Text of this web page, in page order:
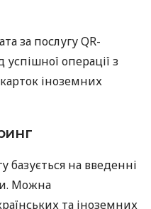
за послугу QR-
успішної операції з
іноземних
базується на введенні
Можна
та іноземних